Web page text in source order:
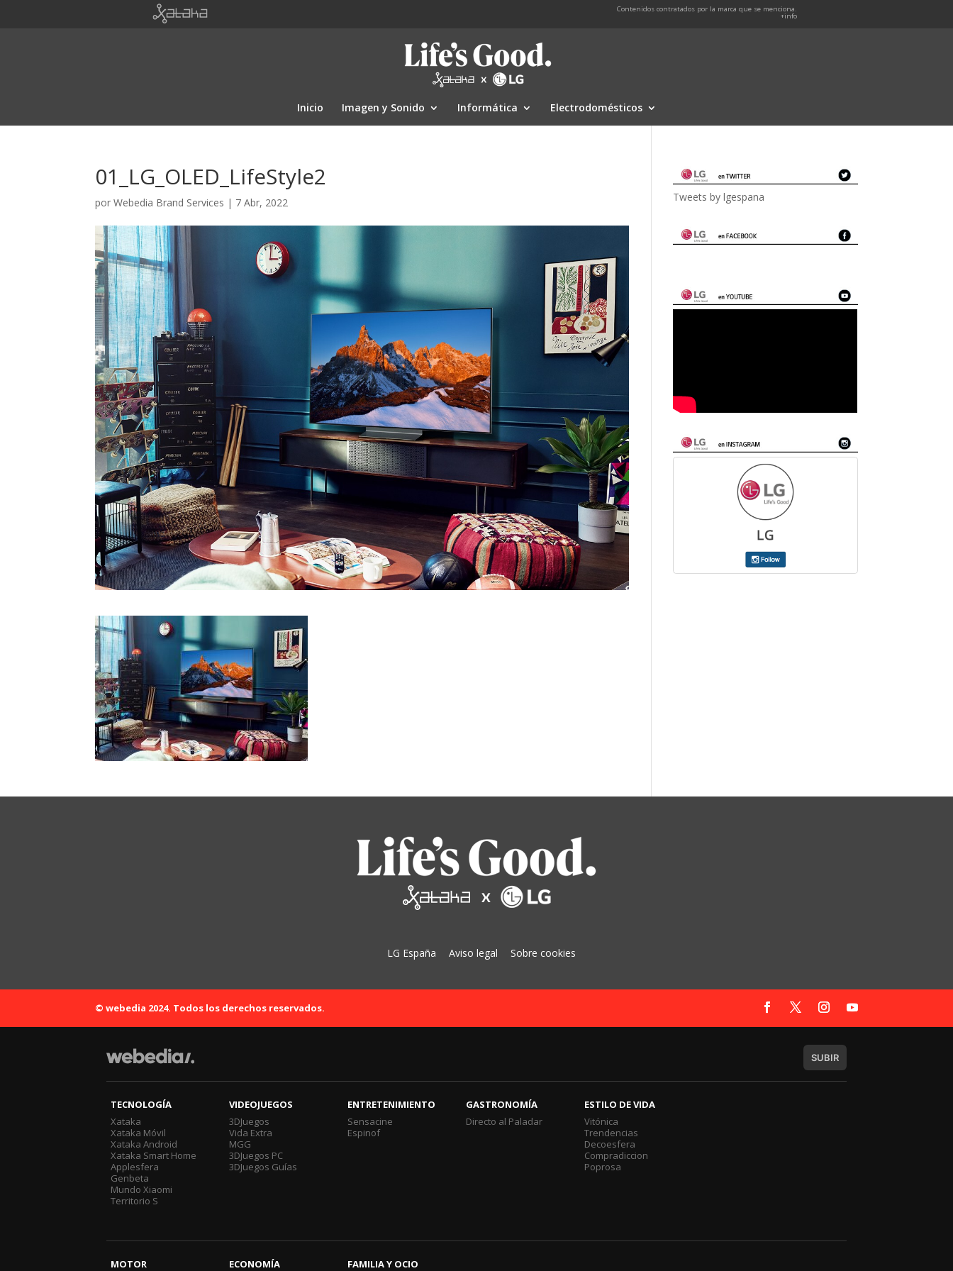
Contenidos contratados por la marca que se menciona.
+info
Inicio Imagen y Sonido Informática Electrodomésticos
01_LG_OLED_LifeStyle2
porWebedia Brand Services | 7 Abr, 2022 Tweets by lgespana
LG España Aviso legal Sobre cookies
© webedia 2024. Todos los derechos reservados.
SUBIR
TECNOLOGÍA
Xataka
Xataka Móvil
Xataka Android
Xataka Smart Home
Applesfera
Genbeta
Mundo Xiaomi
Territorio S
VIDEOJUEGOS
3DJuegos
Vida Extra
MGG
3DJuegos PC
3DJuegos Guías
ENTRETENIMIENTO
Sensacine
Espinof
GASTRONOMÍA
Directo al Paladar
ESTILO DE VIDA
Vitónica
Trendencias
Decoesfera
Compradiccion
Poprosa
MOTOR ECONOMÍA FAMILIA Y OCIO